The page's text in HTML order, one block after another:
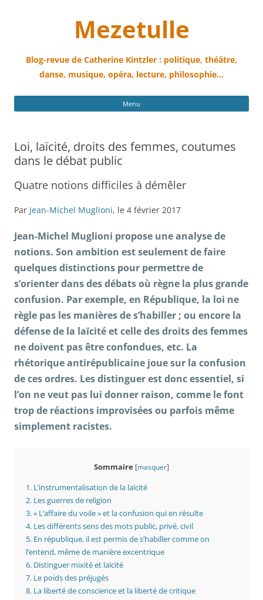
Mezetulle
Blog-revue de Catherine Kintzler : politique, théâtre,
danse, musique, opéra, lecture, philosophie…
Menu
Loi, laïcité, droits des femmes, coutumes
dans le débat public
Quatre notions difficiles à démêler
Par Jean-Michel Muglioni, le 4 février 2017
Jean-Michel Muglioni propose une analyse de
notions. Son ambition est seulement de faire
quelques distinctions pour permettre de
s’orienter dans des débats où règne la plus grande
confusion. Par exemple, en République, la loi ne
règle pas les manières de s’habiller ; ou encore la
défense de la laïcité et celle des droits des femmes
ne doivent pas être confondues, etc. La
rhétorique antirépublicaine joue sur la confusion
de ces ordres. Les distinguer est donc essentiel, si
l’on ne veut pas lui donner raison, comme le font
trop de réactions improvisées ou parfois même
simplement racistes.
Sommaire [masquer]
1. L’instrumentalisation de la laïcité
2. Les guerres de religion
3.« L’affaire du voile » et la confusion qui en résulte
4. Les différents sens des mots public, privé, civil
5. En république, il est permis de s’habiller comme on
l’entend, même de manière excentrique
6. Distinguer mixité et laïcité
7. Le poids des préjugés
8. La liberté de conscience et la liberté de critique